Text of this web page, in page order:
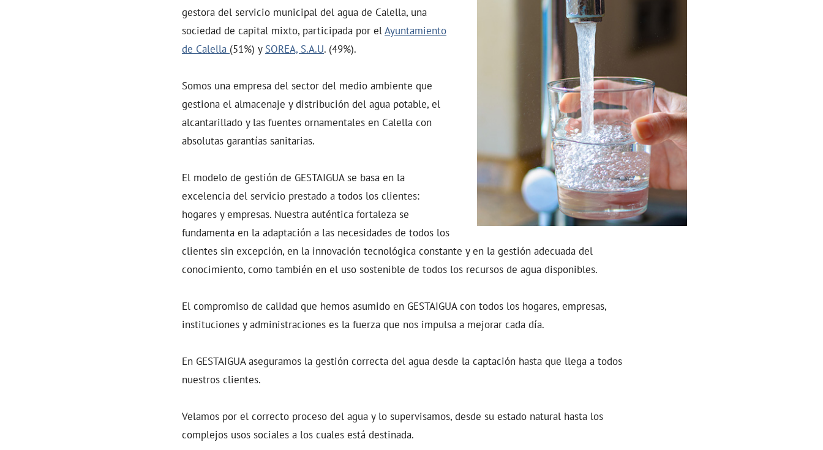
gestora del servicio municipal del agua de Calella, una
sociedad de capital mixto, participada por elAyuntamiento
de Calella (51%) y SOREA, S.A.U. (49%).
Somos una empresa del sector del medio ambiente que
gestiona el almacenaje y distribución del agua potable, el
alcantarillado y las fuentes ornamentales en Calella con
absolutas garantías sanitarias.
El modelo de gestión de GESTAIGUA se basa en la
excelencia del servicio prestado a todos los clientes:
hogares y empresas. Nuestra auténtica fortaleza se
fundamenta en la adaptación a las necesidades de todos los
clientes sin excepción, en la innovación tecnológica constante y en la gestión adecuada del
conocimiento, como también en el uso sostenible de todos los recursos de agua disponibles.
El compromiso de calidad que hemos asumido en GESTAIGUA con todos los hogares, empresas,
instituciones y administraciones es la fuerza que nos impulsa a mejorar cada día.
En GESTAIGUA aseguramos la gestión correcta del agua desde la captación hasta que llega a todos
nuestros clientes.
Velamos por el correcto proceso del agua y lo supervisamos, desde su estado natural hasta los
complejos usos sociales a los cuales está destinada.